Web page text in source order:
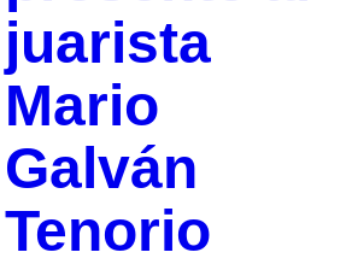
juarista
Mario
Galván
Tenorio